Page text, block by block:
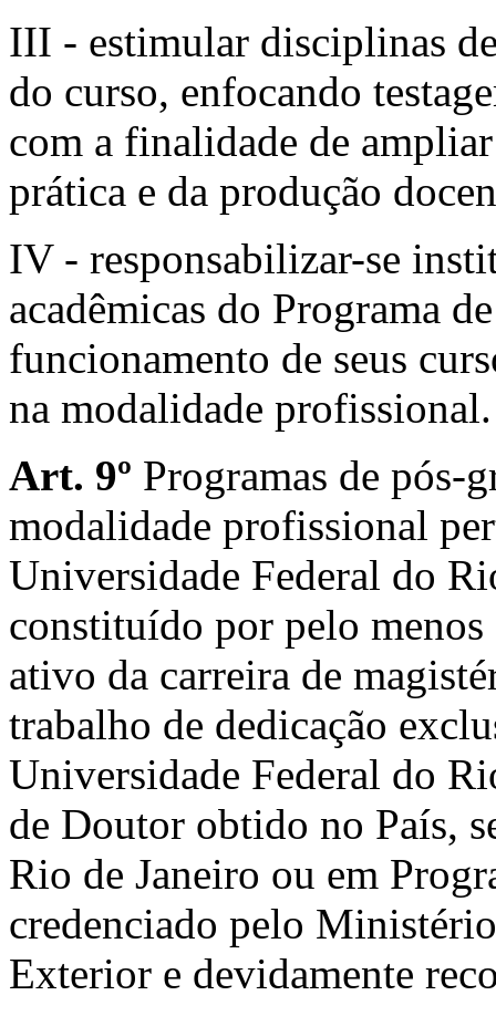
III - estimular disciplinas
do curso, enfocando
com a finalidade de
prática e da produção
IV - responsabilizar-se
acadêmicas do Programa
funcionamento de seus
na modalidade profissional.
Art. 9º Programas de pós-
modalidade profissional
Universidade Federal do
constituído por pelo
ativo da carreira de
trabalho de dedicação
Universidade Federal do
de Doutor obtido no País,
Rio de Janeiro ou em
credenciado pelo
Exterior e devidamente